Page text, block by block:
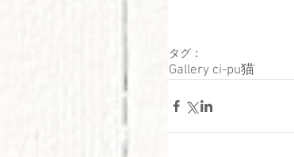
タグ：
Gallery ci-pu猫